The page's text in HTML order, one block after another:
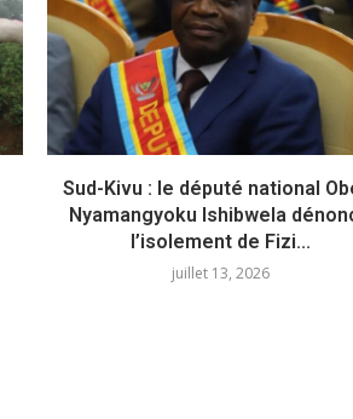
Sud-Kivu : le député national
Nyamangyoku Ishibwela
l’isolement de Fizi...
juillet 13, 2026